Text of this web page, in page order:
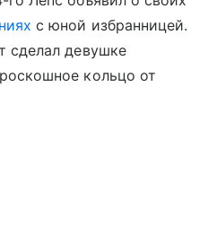
с юной избранницей.
сделал девушке
кольцо от